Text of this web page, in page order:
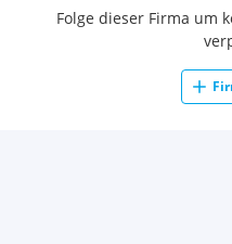
Folge dieser Firma um